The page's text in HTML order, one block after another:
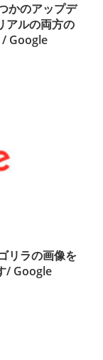
かのアップデ
アルの両方の
/ Google
リラの画像を
/ Google